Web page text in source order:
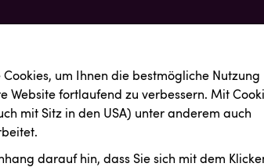
um Ihnen die best­mögliche Nutzung
Website fortlaufend zu verbessern. Mit
mit Sitz in den USA) unter anderem auch
darauf hin, dass Sie sich mit dem